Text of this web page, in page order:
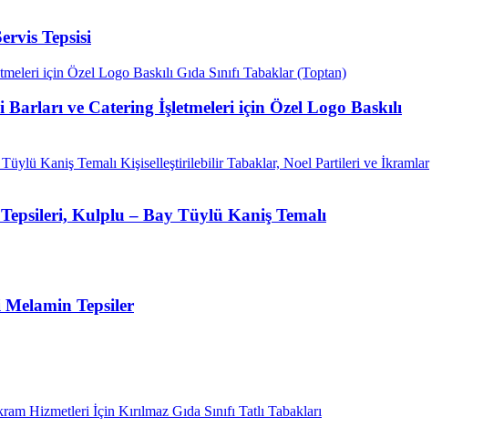
Tepsisi
ve Catering İşletmeleri için Özel Logo Baskılı
Kulplu – Bay Tüylü Kaniş Temalı
Melamin Tepsiler